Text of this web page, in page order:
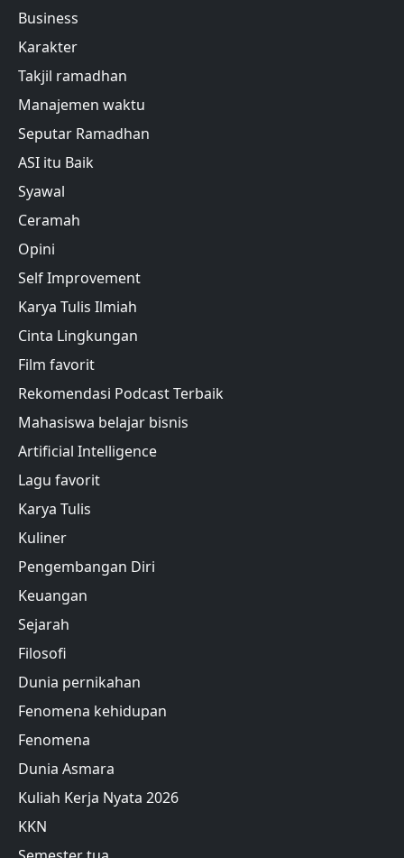
Business
Karakter
Takjil ramadhan
Manajemen waktu
Seputar Ramadhan
ASI itu Baik
Syawal
Ceramah
Opini
Self Improvement
Karya Tulis Ilmiah
Cinta Lingkungan
Film favorit
Rekomendasi Podcast Terbaik
Mahasiswa belajar bisnis
Artificial Intelligence
Lagu favorit
Karya Tulis
Kuliner
Pengembangan Diri
Keuangan
Sejarah
Filosofi
Dunia pernikahan
Fenomena kehidupan
Fenomena
Dunia Asmara
Kuliah Kerja Nyata 2026
KKN